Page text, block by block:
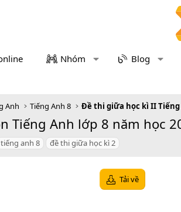
Nhóm Blog
Anh Tiếng Anh 8 Đề thi giữa học kì II Tiếng
Tiếng Anh lớp 8 năm học
tiếng anh 8 đề thi giữa học kì 2
Tải về